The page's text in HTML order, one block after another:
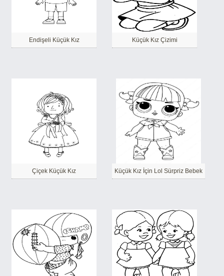
Endişeli Küçük Kız Küçük Kız Çizimi
Çiçek Küçük Kız Küçük Kız İçin Lol Sürpriz Bebek